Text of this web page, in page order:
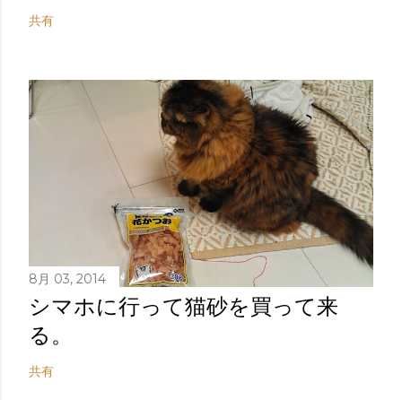
共有
8月 03, 2014
シマホに行って猫砂を買って来
る。
共有